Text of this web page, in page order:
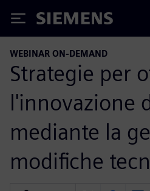
Siemens
WEBINAR ON-DEMAND
Strategie per
l'innovazione
mediante la
modifiche